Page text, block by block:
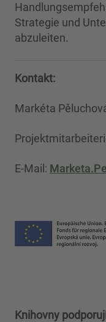
Strategie und
abzuleiten.
Kontakt:
Markéta
E-Mail:
Knihovny podpo